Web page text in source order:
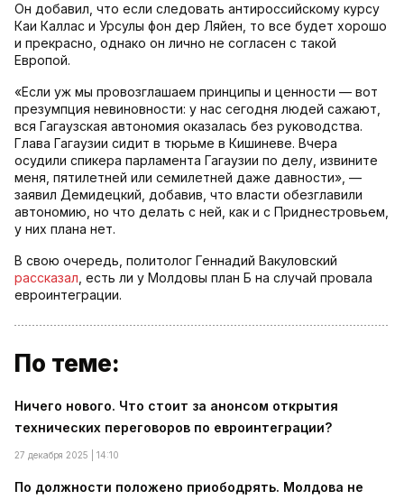
Он добавил, что если следовать антироссийскому курсу
Каи Каллас и Урсулы фон дер Ляйен, то все будет хорошо
и прекрасно, однако он лично не согласен с такой
Европой.
«Если уж мы провозглашаем принципы и ценности — вот
презумпция невиновности: у нас сегодня людей сажают,
вся Гагаузская автономия оказалась без руководства.
Глава Гагаузии сидит в тюрьме в Кишиневе. Вчера
осудили спикера парламента Гагаузии по делу, извините
меня, пятилетней или семилетней даже давности», —
заявил Демидецкий, добавив, что власти обезглавили
автономию, но что делать с ней, как и с Приднестровьем,
у них плана нет.
В свою очередь, политолог Геннадий Вакуловский
рассказал , есть ли у Молдовы план Б на случай провала
евроинтеграции.
По теме:
Ничего нового. Что стоит за анонсом открытия
технических переговоров по евроинтеграции?
27 декабря 2025 | 14:10
По должности положено приободрять. Молдова не